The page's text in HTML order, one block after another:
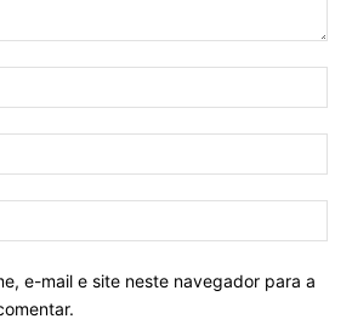
e-mail e site neste navegador para a